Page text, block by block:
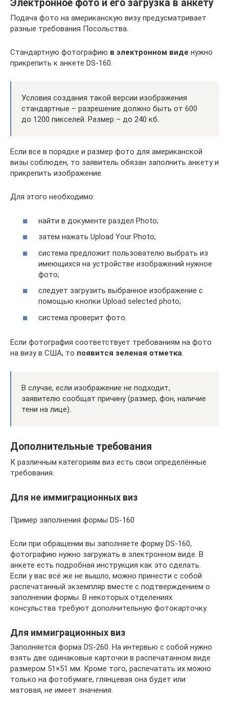
Электронное фото и его загрузка в анкету
Подача фото на американскую визу предусматривает
разные требования Посольства.
Стандартную фотографию в электронном виде нужно
прикрепить к анкете DS-160.
Условия создания такой версии изображения
стандартные – разрешение должно быть от 600
до 1200 пикселей. Размер – до 240 кб.
Если все в порядке и размер фото для американской
визы соблюден, то заявитель обязан заполнить анкету и
прикрепить изображение.
Для этого необходимо:
найти в документе раздел Photo;
затем нажать Upload Your Photo;
система предложит пользователю выбрать из
имеющихся на устройстве изображений нужное
фото;
следует загрузить выбранное изображение с
помощью кнопки Upload selected photo;
система проверит фото.
Если фотография соответствует требованиям на фото
на визу в США, то появится зеленая отметка.
В случае, если изображение не подходит,
заявителю сообщат причину (размер, фон, наличие
тени на лице).
Дополнительные требования
К различным категориям виз есть свои определённые
требования.
Для не иммиграционных виз
Пример заполнения формы DS-160
Если при обращении вы заполняете форму DS-160,
фотографию нужно загружать в электронном виде. В
анкете есть подробная инструкция как это сделать.
Если у вас всё же не вышло, можно принести с собой
распечатанный экземпляр вместе с подтверждением о
заполнении формы. В некоторых отделениях
консульства требуют дополнительную фотокарточку.
Для иммиграционных виз
Заполняется форма DS-260. На интервью с собой нужно
взять две одинаковые карточки в распечатанном виде
размером 51×51 мм. Кроме того, распечатать их можно
только на фотобумаге, глянцевая она будет или
матовая, не имеет значения.